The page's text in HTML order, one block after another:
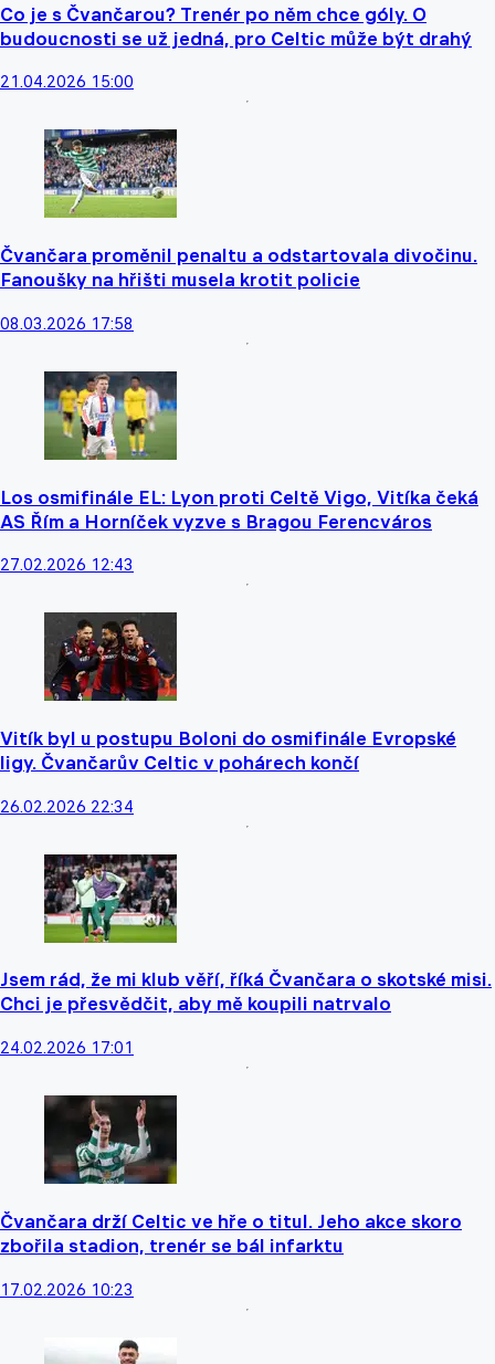
Co je s Čvančarou? Trenér po něm chce góly. O
budoucnosti se už jedná, pro Celtic může být drahý
21.04.2026 15:00
Čvančara proměnil penaltu a odstartovala divočinu.
Fanoušky na hřišti musela krotit policie
08.03.2026 17:58
Los osmifinále EL: Lyon proti Celtě Vigo, Vitíka čeká
AS Řím a Horníček vyzve s Bragou Ferencváros
27.02.2026 12:43
Vitík byl u postupu Boloni do osmifinále Evropské
ligy. Čvančarův Celtic v pohárech končí
26.02.2026 22:34
Jsem rád, že mi klub věří, říká Čvančara o skotské misi.
Chci je přesvědčit, aby mě koupili natrvalo
24.02.2026 17:01
Čvančara drží Celtic ve hře o titul. Jeho akce skoro
zbořila stadion, trenér se bál infarktu
17.02.2026 10:23